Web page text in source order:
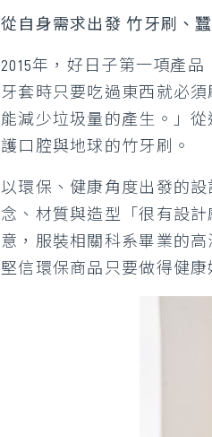
從自身需求出發 竹牙刷、
2015年，好日子第一項產
牙套時只要吃過東西就必
能減少垃圾量的產生。」
護口腔與地球的竹牙刷。
以環保、健康角度出發的
念、材質與造型「很有設
意，服裝相關科系畢業的
堅信環保商品只要做得健